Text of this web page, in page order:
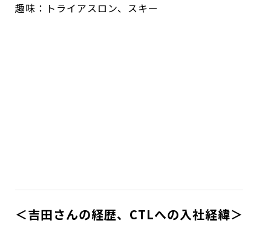
趣味：トライアスロン、スキー
＜吉田さんの経歴、CTLへの入社経緯＞